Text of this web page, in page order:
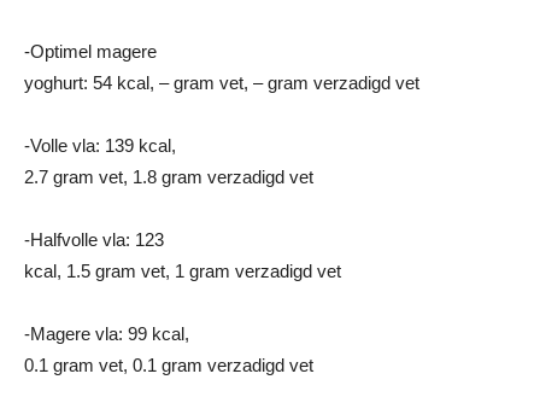
-Optimel magere
yoghurt: 54 kcal, – gram vet, – gram verzadigd vet
-Volle vla: 139 kcal,
2.7 gram vet, 1.8 gram verzadigd vet
-Halfvolle vla: 123
kcal, 1.5 gram vet, 1 gram verzadigd vet
-Magere vla: 99 kcal,
0.1 gram vet, 0.1 gram verzadigd vet